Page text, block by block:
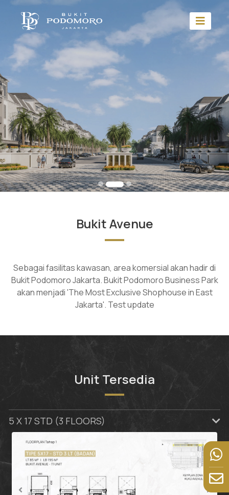
Bukit Avenue
Sebagai fasilitas kawasan, area komersial akan hadir di
Bukit Podomoro Jakarta. Bukit Podomoro Business Park
akan menjadi 'The Most Exclusive Shophouse in East
Jakarta'. Test update
Unit Tersedia
5 X 17 STD (3 FLOORS)